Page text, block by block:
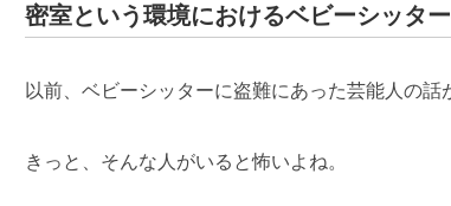
密室という環境におけるベビーシッタ
以前、ベビーシッターに盗難にあった芸能人の話
きっと、そんな人がいると怖いよね。